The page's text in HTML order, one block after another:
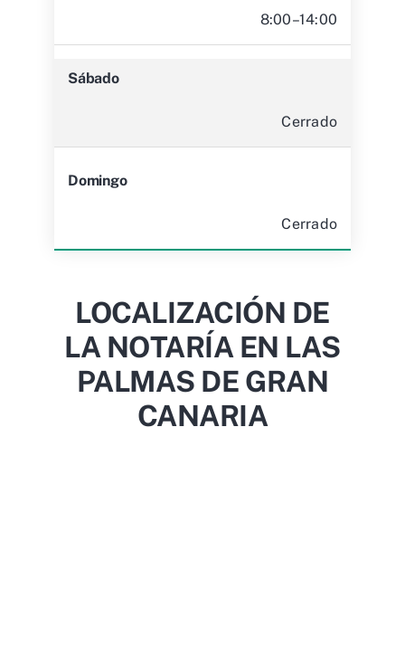
8:00–14:00
Sábado
Cerrado
Domingo
Cerrado
LOCALIZACIÓN DE
LA NOTARÍA EN LAS
PALMAS DE GRAN
CANARIA